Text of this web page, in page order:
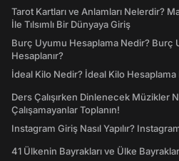
Tarot Kartları ve Anlamları Nelerdir?
İle Tılsımlı Bir Dünyaya Giriş
Burç Uyumu Hesaplama Nedir? Burç
Hesaplanır?
İdeal Kilo Nedir? İdeal Kilo Hesaplama
Ders Çalışırken Dinlenecek Müzikler
Çalışamayanlar Toplanın!
Instagram Giriş Nasıl Yapılır?
41 Ülkenin Bayrakları ve Ülke